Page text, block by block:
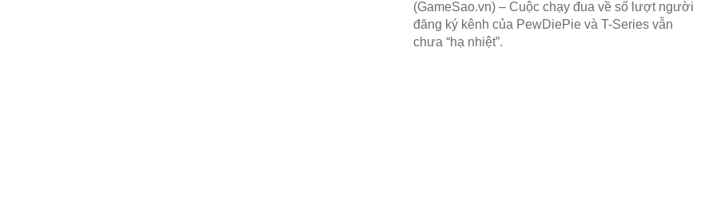
(GameSao.vn) – Cuộc chạy đua về số lượt người
đăng ký kênh của PewDiePie và T-Series vẫn
chưa “hạ nhiệt”.